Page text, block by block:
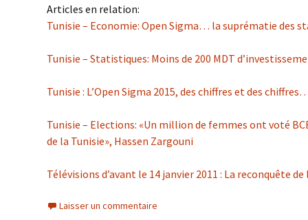
Articles en relation:
Tunisie – Economie: Open Sigma… la suprématie des
Tunisie – Statistiques: Moins de 200 MDT
Tunisie : L’Open Sigma 2015, des chiffres et des
Tunisie – Elections: «Un million de femmes ont voté
de la Tunisie», Hassen Zargouni
Télévisions d’avant le 14 janvier 2011 : La reconquête de
Laisser un commentaire